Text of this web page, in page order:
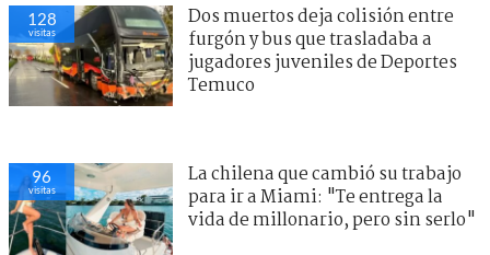
128
visitas
Dos muertos deja colisión entre
furgón y bus que trasladaba a
jugadores juveniles de Deportes
Temuco
96
visitas
La chilena que cambió su trabajo
para ir a Miami: "Te entrega la
vida de millonario, pero sin serlo"